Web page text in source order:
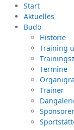
Start
Aktuelles
Budo
Historie
Training
Termine
Trainer